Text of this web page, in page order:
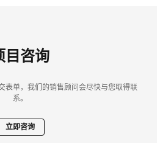
目咨询
表单，我们的销售顾问会尽快与您取得联
系。
立即咨询